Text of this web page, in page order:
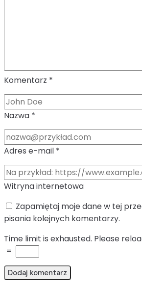
Komentarz *
Nazwa *
Adres e-mail *
Witryna internetowa
Zapamiętaj moje dane w tej
pisania kolejnych komentarzy.
Time limit is exhausted. Please
=